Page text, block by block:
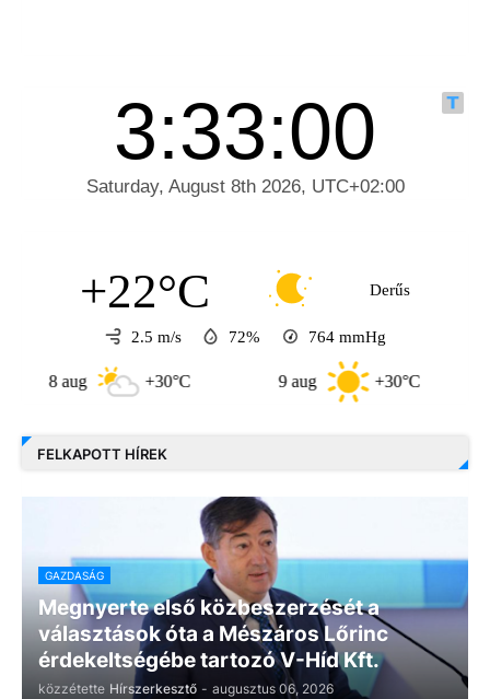
+22°C Derűs
2.5 m/s 72% 764 mmHg
+30°C +30°C
FELKAPOTT HÍREK
GAZDASÁG
Megnyerte első közbeszerzését a
választások óta a Mészáros Lőrinc
érdekeltségébe tartozó V-Híd Kft.
közzétette Hírszerkesztő - augusztus 06, 2026